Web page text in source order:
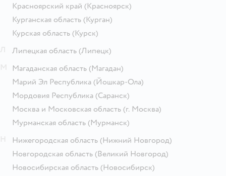
Красноярский край (Красноярск)
Курганская область (Курган)
Курская область (Курск)
Липецкая область (Липецк)
Магаданская область (Магадан)
Марий Эл Республика (Йошкар-Ола)
Мордовия Республика (Саранск)
Москва и Московская область (г. Москва)
Мурманская область (Мурманск)
Нижегородская область (Нижний Новгород)
Новгородская область (Великий Новгород)
Новосибирская область (Новосибирск)